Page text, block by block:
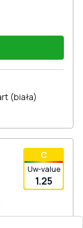
(biała)
С
Uw-value
1.25